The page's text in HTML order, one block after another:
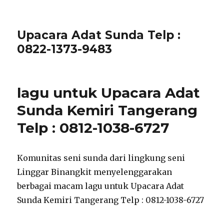
Upacara Adat Sunda Telp :
0822-1373-9483
lagu untuk Upacara Adat
Sunda Kemiri Tangerang
Telp : 0812-1038-6727
Komunitas seni sunda dari lingkung seni
Linggar Binangkit menyelenggarakan
berbagai macam lagu untuk Upacara Adat
Sunda Kemiri Tangerang Telp : 0812-1038-6727